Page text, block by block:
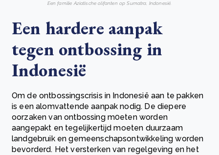
Een familie Aziatische olifanten op Sumatra, Indonesië.
Een hardere aanpak
tegen ontbossing in
Indonesië
Om de ontbossingscrisis in Indonesië aan te pakken
is een alomvattende aanpak nodig. De diepere
oorzaken van ontbossing m0eten worden
aangepakt en tegelijkertijd moeten duurzaam
landgebruik en gemeenschapsontwikkeling worden
bevorderd. Het versterken van regelgeving en het